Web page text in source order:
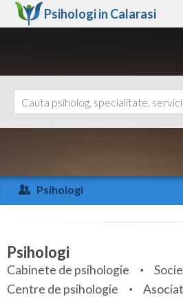
Psihologi in Calarasi
Arad
Arges
Bihor
Bistrita-Nasaud
Ajutor
Psihologi
Specialitati
Servicii
Psihologi
Cabinete de psihologie
Centre de psihologie